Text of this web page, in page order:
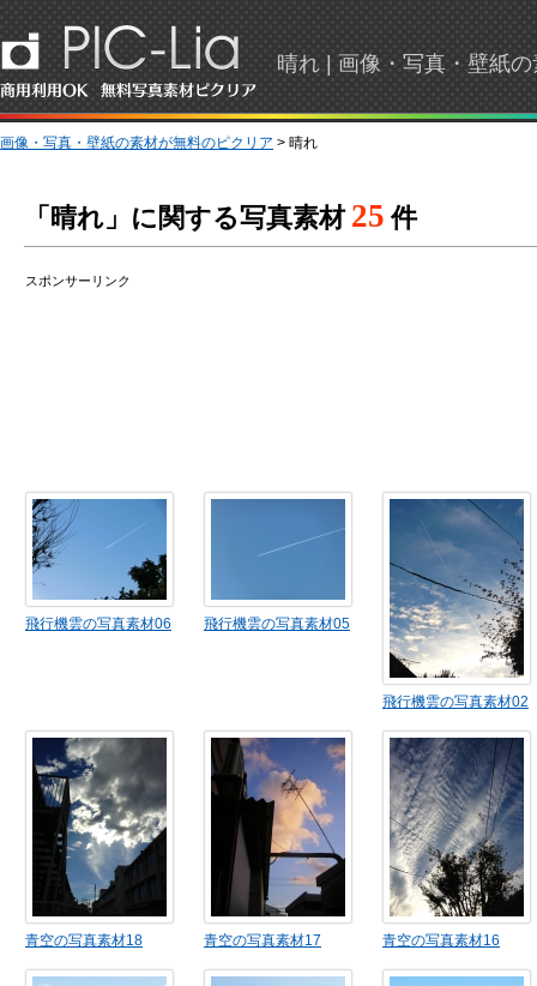
晴れ | 画像・写真・壁紙
画像・写真・壁紙の素材が無料のピクリア > 晴れ
「晴れ」に関する写真素材 25 件
スポンサーリンク
飛行機雲の写真素材06 飛行機雲の写真素材05
飛行機雲の写真素材02
青空の写真素材18 青空の写真素材17 青空の写真素材16